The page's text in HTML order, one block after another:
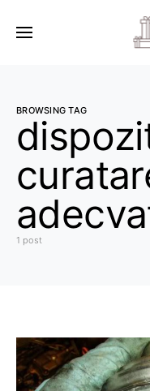
BROWSING TAG
1 post